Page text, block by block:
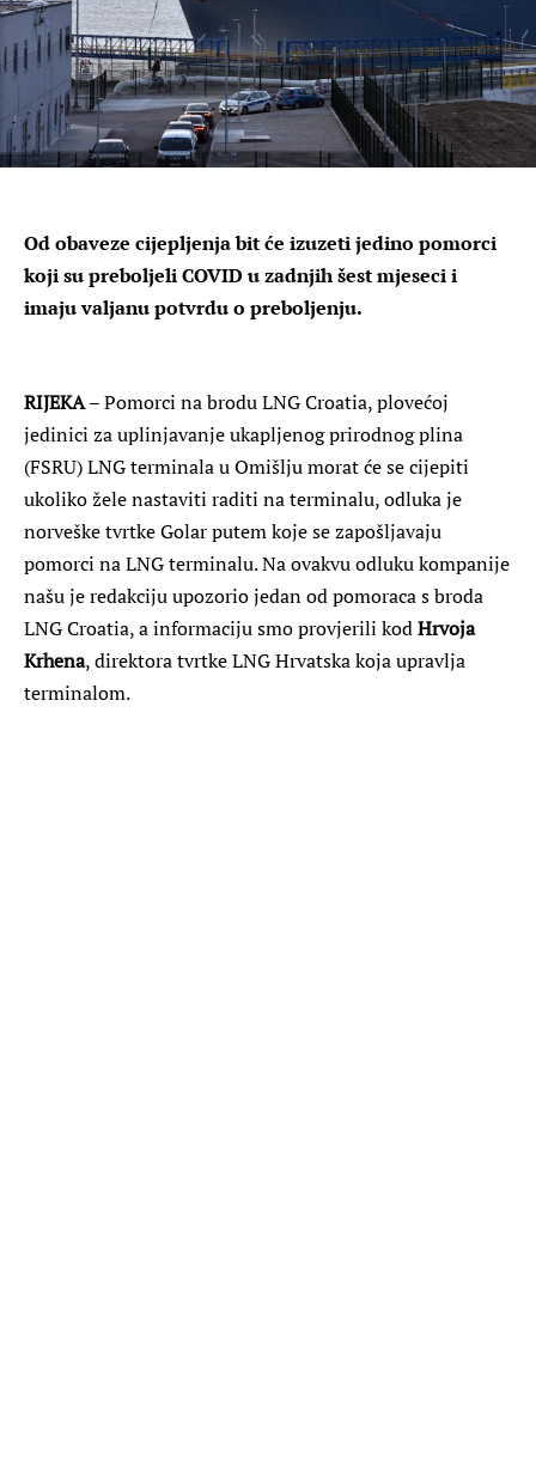
Od obaveze cijepljenja bit će izuzeti jedino pomorci
koji su preboljeli COVID u zadnjih šest mjeseci i
imaju valjanu potvrdu o preboljenju.
RIJEKA– Pomorci na brodu LNG Croatia, plovećoj
jedinici za uplinjavanje ukapljenog prirodnog plina
(FSRU) LNG terminala u Omišlju morat će se cijepiti
ukoliko žele nastaviti raditi na terminalu, odluka je
norveške tvrtke Golar putem koje se zapošljavaju
pomorci na LNG terminalu. Na ovakvu odluku kompanije
našu je redakciju upozorio jedan od pomoraca s broda
LNG Croatia, a informaciju smo provjerili kodHrvoja
Krhena, direktora tvrtke LNG Hrvatska koja upravlja
terminalom.